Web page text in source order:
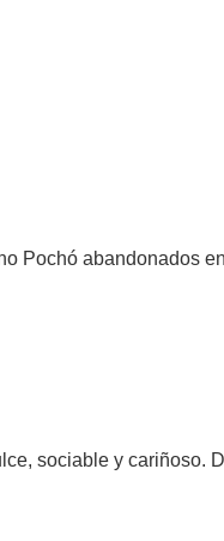
Pochó abandonados
sociable y cariñoso.